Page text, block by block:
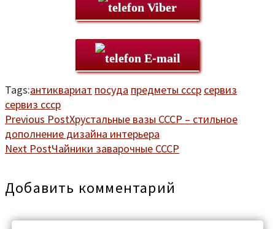
Viber
E-mail
Tags:антиквариат посуда предметы ссср сервиз
сервиз ссср
Previous PostХрустальные вазы СССР – стильное
дополнение дизайна интерьера
Next PostЧайники заварочные СССР
Добавить комментарий